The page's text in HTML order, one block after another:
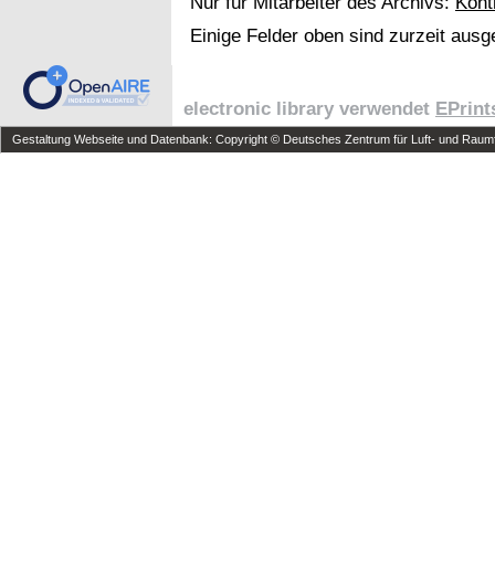
Einige Felder oben sind zurzeit
electronic library verwendet
Gestaltung Webseite und Datenbank: Copyright © Deutsches Zentrum für Luft- und